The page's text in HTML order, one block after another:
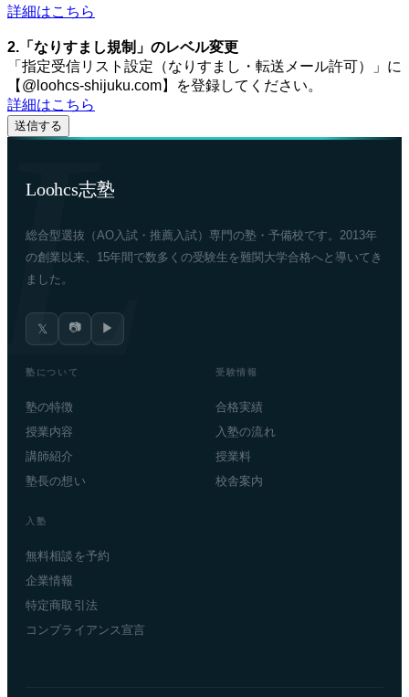
詳細はこちら
2.「なりすまし規制」のレベル変更
「指定受信リスト設定（なりすまし・転送メール許可）」に
【@loohcs-shijuku.com】を登録してください。
詳細はこちら
Loohcs志塾
総合型選抜（AO入試・推薦入試）専門の塾・予備校です。2013年
の創業以来、15年間で数多くの受験生を難関大学合格へと導いてき
ました。
𝕏 📷 ▶
塾について
塾の特徴
授業内容
講師紹介
塾長の想い
受験情報
合格実績
入塾の流れ
授業料
校舎案内
入塾
無料相談を予約
企業情報
特定商取引法
コンプライアンス宣言